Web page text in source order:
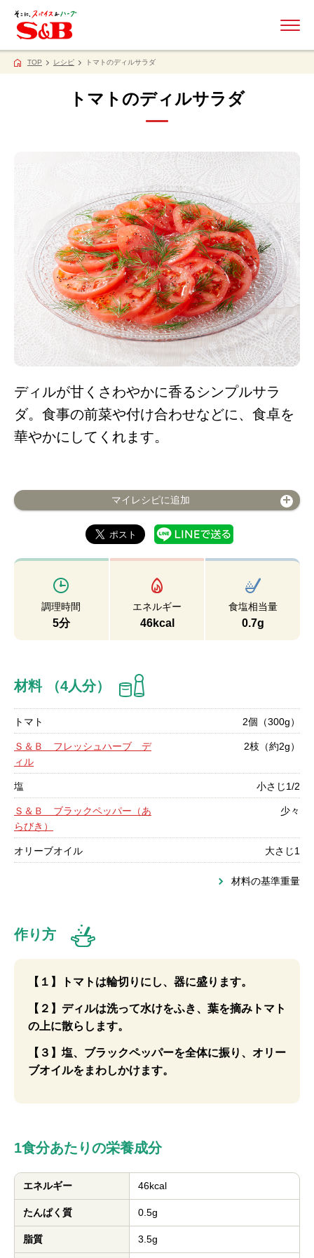
TOP レシピ トマトのディルサラダ
トマトのディルサラダ
ディルが甘くさわやかに香るシンプルサラ
ダ。食事の前菜や付け合わせなどに、食卓を
華やかにしてくれます。
マイレシピに追加
調理時間
5分
エネルギー
46kcal
食塩相当量
0.7g
材料 （4人分）
トマト 2個（300g）
Ｓ＆Ｂ フレッシュハーブ デ
ィル
2枝（約2g）
塩 小さじ1/2
Ｓ＆Ｂ ブラックペッパー（あ
らびき）
少々
オリーブオイル 大さじ1
材料の基準重量
作り方
【１】トマトは輪切りにし、器に盛ります。
【２】ディルは洗って水けをふき、葉を摘みトマト
の上に散らします。
【３】塩、ブラックペッパーを全体に振り、オリー
ブオイルをまわしかけます。
1食分あたりの栄養成分
エネルギー 46kcal
たんぱく質 0.5g
脂質 3.5g